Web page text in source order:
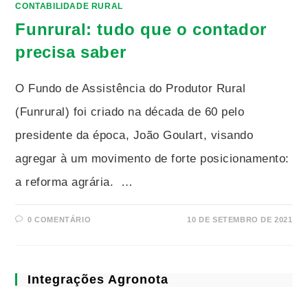
CONTABILIDADE RURAL
Funrural: tudo que o contador
precisa saber
O Fundo de Assistência do Produtor Rural
(Funrural) foi criado na década de 60 pelo
presidente da época, João Goulart, visando
agregar à um movimento de forte posicionamento:
a reforma agrária. …
0 COMENTÁRIO 10 DE SETEMBRO DE 2021
Integrações Agronota